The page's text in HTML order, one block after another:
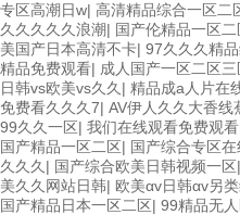
专区高潮日w| 高清精品综合一区二
久久久久久浪潮| 国产伦精品一区
美国产日本高清不卡| 97久久久精
精品免费观看| 成人国产一区二区
日韩vs欧美vs久久 | 精品成a人片在
免费看久久久7| AV伊人久久大香线
99久久一区| 我们在线观看免费观看
国产精品一区二区| 国产综合专区在
久久久 | 国产综合欧美日韩视频一区|
美久久网站日韩| 欧美αv日韩αv另
国产精品日本一区二区| 99精品无